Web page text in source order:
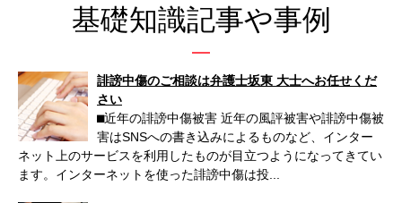
基礎知識記事や事例
誹謗中傷のご相談は弁護士坂東 大士へお任せくだ
さい
⬛︎近年の誹謗中傷被害 近年の風評被害や誹謗中傷被
害はSNSへの書き込みによるものなど、インター
ネット上のサービスを利用したものが目立つようになってきてい
ます。インターネットを使った誹謗中傷は投...